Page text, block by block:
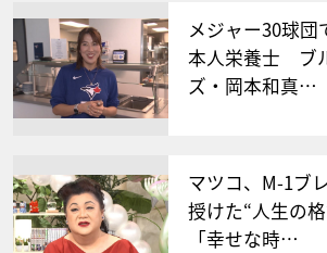
メジャー30球団
本人栄養士 ブ
ズ・岡本和真…
マツコ、M-1ブ
授けた“人生の
「幸せな時…